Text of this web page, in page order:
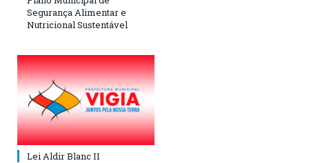
Segurança Alimentar e
Nutricional Sustentável
Lei Aldir Blanc II